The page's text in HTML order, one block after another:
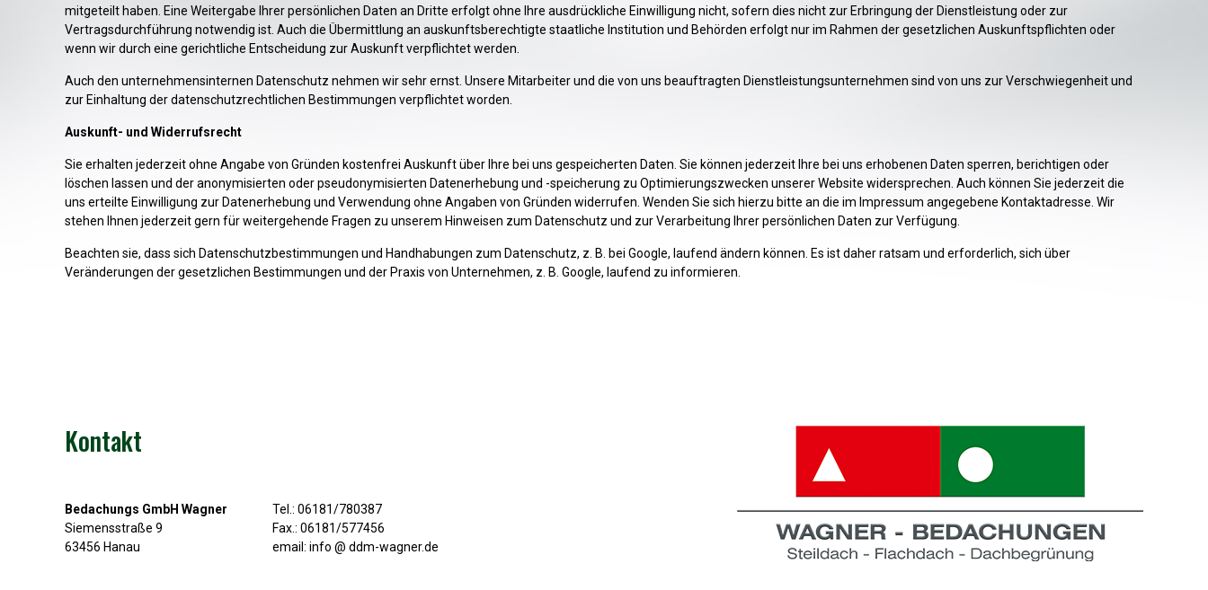
mitgeteilt haben. Eine Weitergabe Ihrer persönlichen Daten an Dritte erfolgt ohne Ihre ausdrückliche Einwilligung nicht, sofern dies nicht zur Erbringung der Dienstleistung oder zur
Vertragsdurchführung notwendig ist. Auch die Übermittlung an auskunftsberechtigte staatliche Institution und Behörden erfolgt nur im Rahmen der gesetzlichen Auskunftspflichten oder
wenn wir durch eine gerichtliche Entscheidung zur Auskunft verpflichtet werden.
Auch den unternehmensinternen Datenschutz nehmen wir sehr ernst. Unsere Mitarbeiter und die von uns beauftragten Dienstleistungsunternehmen sind von uns zur Verschwiegenheit und
zur Einhaltung der datenschutzrechtlichen Bestimmungen verpflichtet worden.
Auskunft- und Widerrufsrecht
Sie erhalten jederzeit ohne Angabe von Gründen kostenfrei Auskunft über Ihre bei uns gespeicherten Daten. Sie können jederzeit Ihre bei uns erhobenen Daten sperren, berichtigen oder
löschen lassen und der anonymisierten oder pseudonymisierten Datenerhebung und -speicherung zu Optimierungszwecken unserer Website widersprechen. Auch können Sie jederzeit die
uns erteilte Einwilligung zur Datenerhebung und Verwendung ohne Angaben von Gründen widerrufen. Wenden Sie sich hierzu bitte an die im Impressum angegebene Kontaktadresse. Wir
stehen Ihnen jederzeit gern für weitergehende Fragen zu unserem Hinweisen zum Datenschutz und zur Verarbeitung Ihrer persönlichen Daten zur Verfügung.
Beachten sie, dass sich Datenschutzbestimmungen und Handhabungen zum Datenschutz, z. B. bei Google, laufend ändern können. Es ist daher ratsam und erforderlich, sich über
Veränderungen der gesetzlichen Bestimmungen und der Praxis von Unternehmen, z. B. Google, laufend zu informieren.
Kontakt
Bedachungs GmbH Wagner
Siemensstraße 9
63456 Hanau
Tel.: 06181/780387
Fax.: 06181/577456
email: info @ ddm-wagner.de